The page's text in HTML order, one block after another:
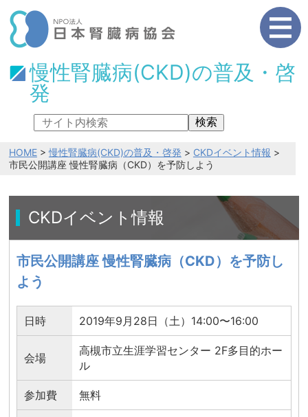
慢性腎臓病(CKD)の普及・啓
発
検索
HOME>慢性腎臓病(CKD)の普及・啓発 > CKDイベント情報 >
市民公開講座 慢性腎臓病（CKD）を予防しよう
CKDイベント情報
市民公開講座 慢性腎臓病（CKD）を予防し
よう
日時 2019年9月28日（土）14:00〜16:00
会場
高槻市立生涯学習センター 2F多目的ホー
ル
参加費 無料